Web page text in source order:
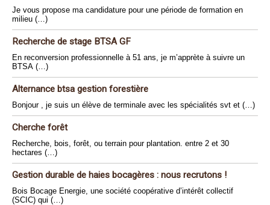
Je vous propose ma candidature pour une période de formation en
milieu (…)
Recherche de stage BTSA GF
En reconversion professionnelle à 51 ans, je m’apprète à suivre un
BTSA (…)
Alternance btsa gestion forestière
Bonjour , je suis un élève de terminale avec les spécialités svt et (…)
Cherche forêt
Recherche, bois, forêt, ou terrain pour plantation. entre 2 et 30
hectares (…)
Gestion durable de haies bocagères : nous recrutons !
Bois Bocage Energie, une société coopérative d’intérêt collectif
(SCIC) qui (…)